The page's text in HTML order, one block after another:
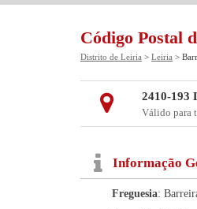
Código Postal
Distrito de Leiria > Leiria >
2410-193
Válido para
Informação
Freguesia: